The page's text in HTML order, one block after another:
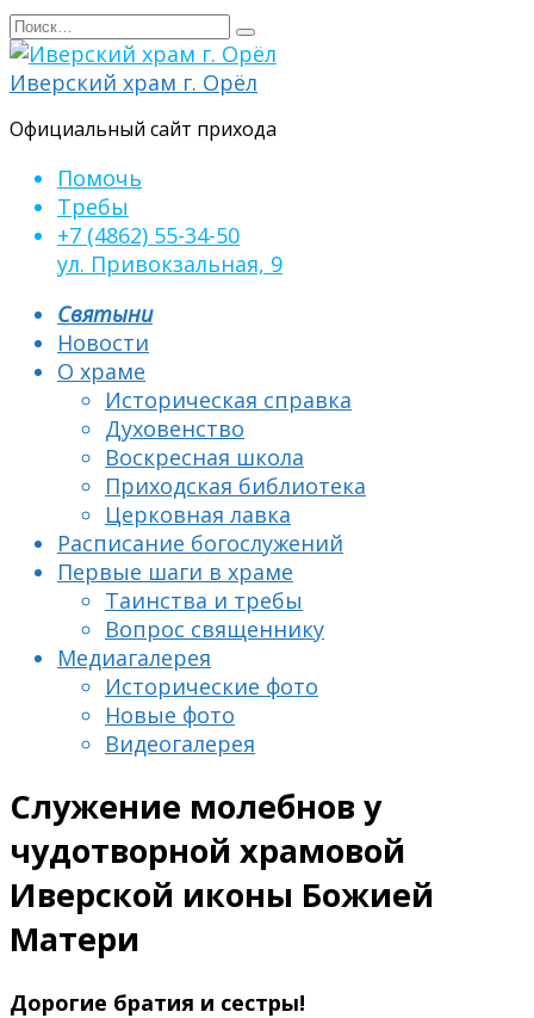
Перейти
к
содержанию
Search
for:
Иверский храм г. Орёл
Официальный сайт прихода
Помочь
Требы
+7 (4862) 55-34-50
ул. Привокзальная, 9
Святыни
Новости
О храме
Историческая справка
Духовенство
Воскресная школа
Приходская библиотека
Церковная лавка
Расписание богослужений
Первые шаги в храме
Таинства и требы
Вопрос священнику
Медиагалерея
Исторические фото
Новые фото
Видеогалерея
Служение молебнов у
чудотворной храмовой
Иверской иконы Божией
Матери
Дорогие братия и сестры!